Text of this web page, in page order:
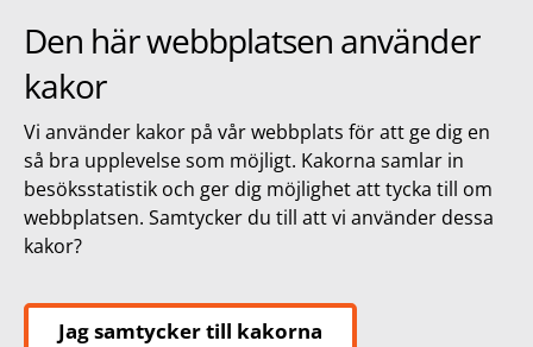
Den här webbplatsen använder
kakor
Vi använder kakor på vår webbplats för att ge dig en
så bra upplevelse som möjligt. Kakorna samlar in
besöksstatistik och ger dig möjlighet att tycka till om
webbplatsen. Samtycker du till att vi använder dessa
kakor?
Jag samtycker till kakorna